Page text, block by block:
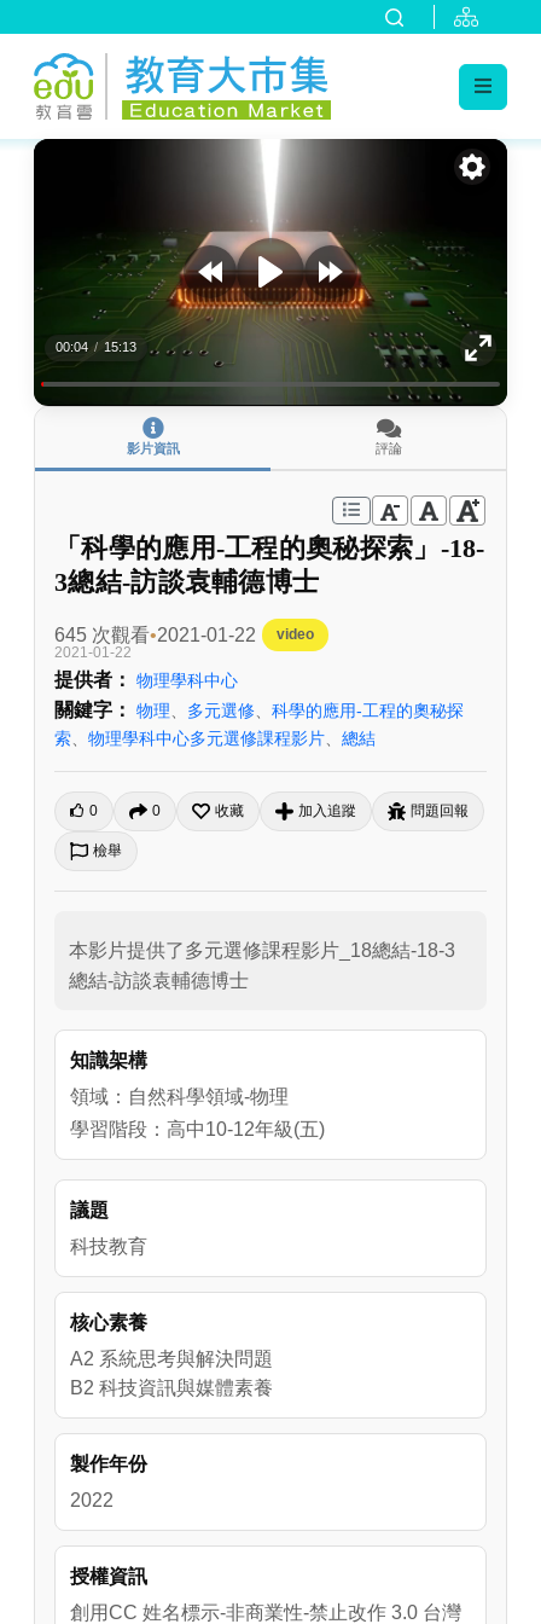
:::
00:04 / 15:13
影片資訊 評論
「科學的應用-工程的奧秘探索」-18-
3總結-訪談袁輔德博士
645 次觀看 2021-01-22
video
2021-01-22
提供者： 物理學科中心
關鍵字： 物理 多元選修
科學的應用-工程的奧秘探
索
物理學科中心多元選修課程影片 總結
0 0 收藏 加入追蹤 問題回報
檢舉
本影片提供了多元選修課程影片_18總結-18-3
總結-訪談袁輔德博士
知識架構
領域：自然科學領域-物理
學習階段：高中10-12年級(五)
議題
科技教育
核心素養
A2 系統思考與解決問題
B2 科技資訊與媒體素養
製作年份
2022
授權資訊
創用CC 姓名標示-非商業性-禁止改作 3.0 台灣